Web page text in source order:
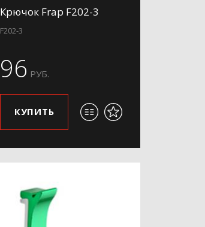
Крючок Frap F202-3
F202-3
96 РУБ.
КУПИТЬ